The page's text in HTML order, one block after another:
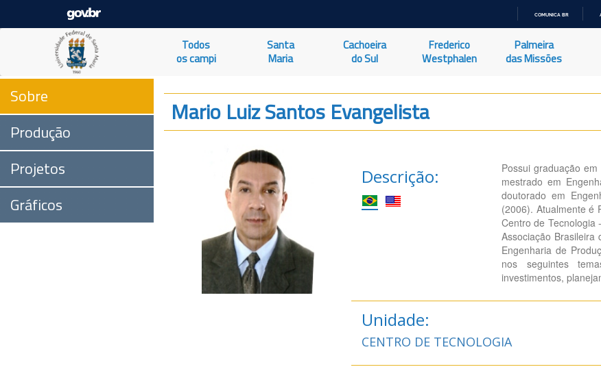
O
COMUNICA BR
Todos
os campi
Santa
Maria
Cachoeira
do Sul
Frederico
Westphalen
Palmeira
das Missões
Sobre
Produção
Projetos
Gráficos
Mario Luiz Santos Evangelista
Descrição:
Possui graduação
mestrado em
doutorado em
(2006). Atualmente é
Centro de Tecnologia
Associação Brasileira
Engenharia de
nos seguintes
investimentos,
Unidade:
CENTRO DE TECNOLOGIA